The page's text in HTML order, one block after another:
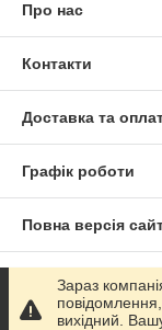
Про нас
Контакти
Доставка та
Графік роботи
Повна версія
Сайт створено
Зараз
повідомлення,
вихідний.